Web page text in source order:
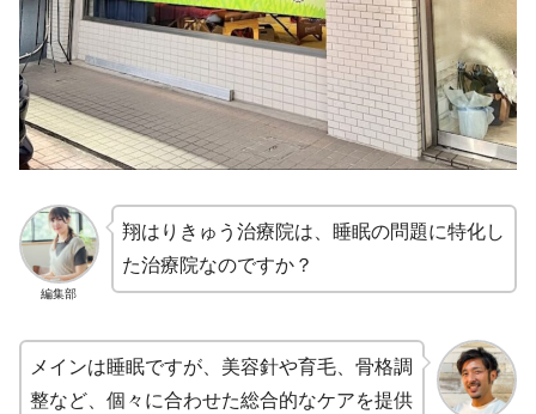
編集部
翔はりきゅう治療院は、睡眠の問題に特化し
た治療院なのですか？
メインは睡眠ですが、美容針や育毛、骨格調
整など、個々に合わせた総合的なケアを提供